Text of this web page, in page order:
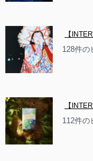
【
128件の
【
112件の